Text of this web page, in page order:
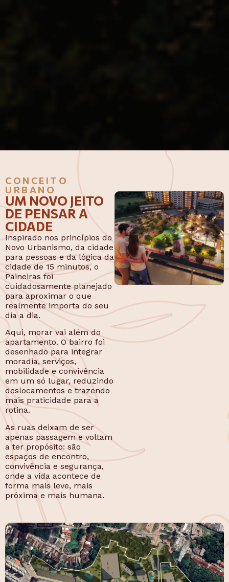
CONCEITO
URBANO
UM NOVO JEITO
DE PENSAR A
CIDADE
Inspirado nos princípios do
Novo Urbanismo, da cidade
para pessoas e da lógica da
cidade de 15 minutos, o
Paineiras foi
cuidadosamente planejado
para aproximar o que
realmente importa do seu
dia a dia.
Aqui, morar vai além do
apartamento. O bairro foi
desenhado para integrar
moradia, serviços,
mobilidade e convivência
em um só lugar, reduzindo
deslocamentos e trazendo
mais praticidade para a
rotina.
As ruas deixam de ser
apenas passagem e voltam
a ter propósito: são
espaços de encontro,
convivência e segurança,
onde a vida acontece de
forma mais leve, mais
próxima e mais humana.